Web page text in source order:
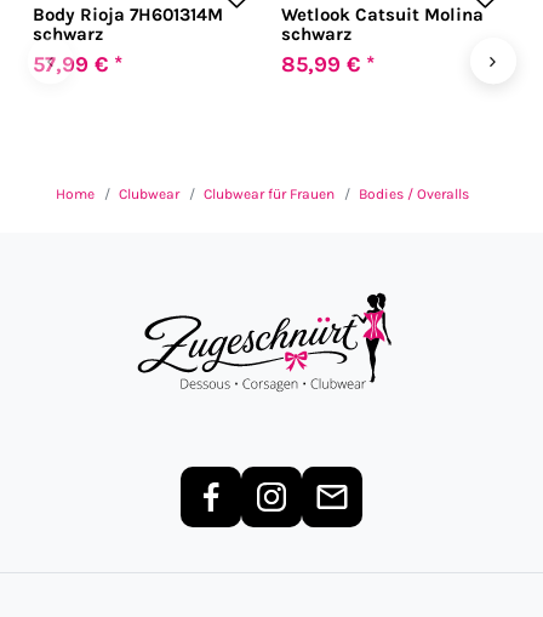
‹
Body Rioja 7H601314M
schwarz
57,99 € *
Wetlook Catsuit Molina
schwarz
85,99 € * ›
Home Clubwear Clubwear für Frauen Bodies / Overalls